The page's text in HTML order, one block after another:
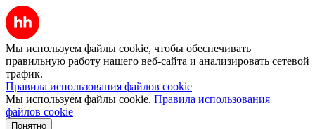
Мы используем файлы cookie, чтобы обеспечивать
правильную работу нашего веб-сайта и анализировать сетевой
трафик.
Правила использования файлов cookie
Мы используем файлы cookie. Правила использования
файлов cookie
Понятно